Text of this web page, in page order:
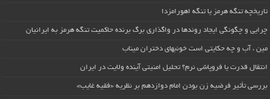
تاریخچه تنگه هرمز یا تنگه اهورامزدا
چرایی و چگونگی ایجاد روندها در واگذاری برگ برنده حاکمیت تنگه هرمز به ایرانیان
مین ، آب و چه حکایتی است خونبهای دختران میناب
انتقال قدرت یا فروپاشی نرم؟ تحلیل امنیتی آینده ولایت در ایران
بررسی تأثیر فرضیه زن بودن امام دوازدهم بر نظریه «فقیه غایب»